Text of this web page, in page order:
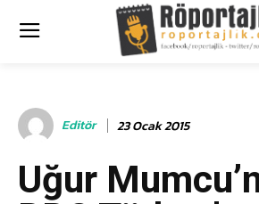
Editör 23 Ocak 2015
Uğur